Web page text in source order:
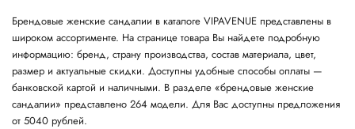
Брендовые женские сандалии в каталоге VIPAVENUE представлены в
широком ассортименте. На странице товара Вы найдете подробную
информацию: бренд, страну производства, состав материала, цвет,
размер и актуальные скидки. Доступны удобные способы оплаты —
банковской картой и наличными. В разделе «брендовые женские
сандалии» представлено 264 модели. Для Вас доступны предложения
от 5040 рублей.